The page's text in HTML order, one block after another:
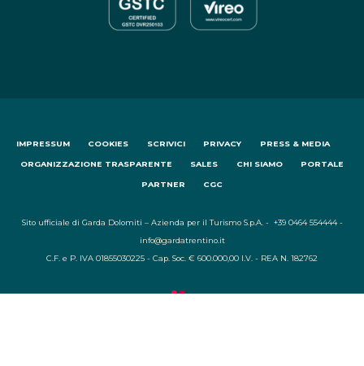
IMPRESSUM COOKIES SCRIVICI PRIVACY PRESS & MEDIA
ORGANIZZAZIONE TRASPARENTE SALES CHI SIAMO PORTALE
PARTNER CGC
Sito ufficiale di Garda Dolomiti – Azienda per il Turismo S.p.A. - +39 0464 554444 -
info@gardatrentino.it
C.F. e P. IVA 01855030225 - Cap. Soc. € 600.000,00 I.V. - REA N. 182762